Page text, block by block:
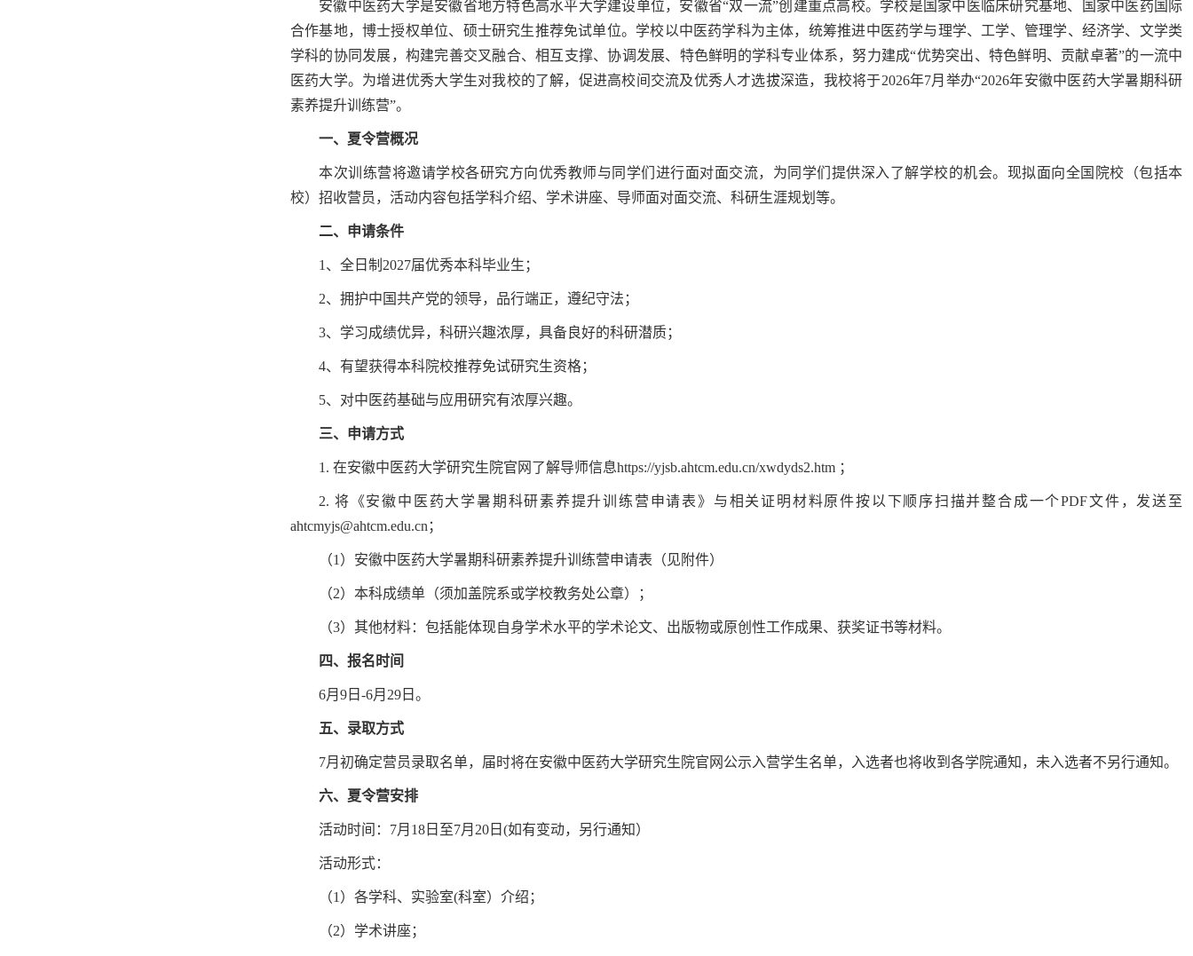
安徽中医药大学是安徽省地方特色高水平大学建设单位，安徽省“双一流”创建重点高校。学校是国家中医临床研究基地、国家中医药国际
合作基地，博士授权单位、硕士研究生推荐免试单位。学校以中医药学科为主体，统筹推进中医药学与理学、工学、管理学、经济学、文学类
学科的协同发展，构建完善交叉融合、相互支撑、协调发展、特色鲜明的学科专业体系，努力建成“优势突出、特色鲜明、贡献卓著”的一流中
医药大学。为增进优秀大学生对我校的了解，促进高校间交流及优秀人才选拔深造，我校将于‌2026年7月‌举办“2026年安徽中医药大学暑期科研
素养提升训练营”。
一、夏令营概况
本次训练营将邀请学校各研究方向优秀教师与同学们进行面对面交流，为同学们提供深入了解学校的机会。现拟面向全国院校（包括本
校）招收营员，活动内容包括学科介绍、学术讲座、导师面对面交流、科研生涯规划等。
二、申请条件
1、全日制‌2027届优秀‌本科毕业生；
2、拥护中国共产党的领导，品行端正，遵纪守法；
3、学习成绩优异，科研兴趣浓厚，具备良好的科研潜质；
4、有望获得本科院校推荐免试研究生资格；
5、对中医药基础与应用研究有浓厚兴趣。
三、申请方式
1. 在安徽中医药大学研究生院官网了解导师信息https://yjsb.ahtcm.edu.cn/xwdyds2.htm ；
2. 将《安徽中医药大学暑期科研素养提升训练营申请表》与相关证明材料原件按以下顺序扫描并整合成一个PDF文件，发送至
ahtcmyjs@ahtcm.edu.cn；
（1）安徽中医药大学暑期科研素养提升训练营申请表（见附件）
（2）本科成绩单（须加盖院系或学校教务处公章）；
（3）其他材料：包括能体现自身学术水平的学术论文、出版物或原创性工作成果、获奖证书等材料。
四、报名时间
6月9日-6月29日。
五、录取方式
7月初确定营员录取名单，届时将在安徽中医药大学研究生院官网公示入营学生名单，入选者也将收到各学院通知，未入选者不另行通知。
六、夏令营安排
活动时间：7月18日至7月20日(如有变动，另行通知）
活动形式：
（1）各学科、实验室(科室）介绍；
（2）学术讲座；